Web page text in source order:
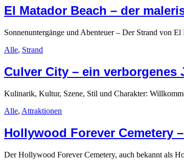
El Matador Beach – der
Sonnenuntergänge und Abenteuer – Der Strand von
Alle, Strand
Culver City – ein
Kulinarik, Kultur, Szene, Stil und Charakter:
Alle, Attraktionen
Hollywood Forever Cemetery
Der Hollywood Forever Cemetery, auch bekannt als